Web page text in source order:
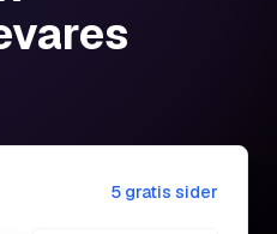
5 gratis sider